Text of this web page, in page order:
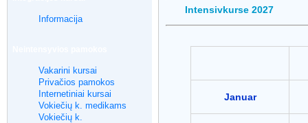
Informacija
Vakarini kursai
Privačios pamokos
Internetiniai kursai
Vokiečių k. medikams
Vokiečių k.
Intensivkurse 2027
Januar